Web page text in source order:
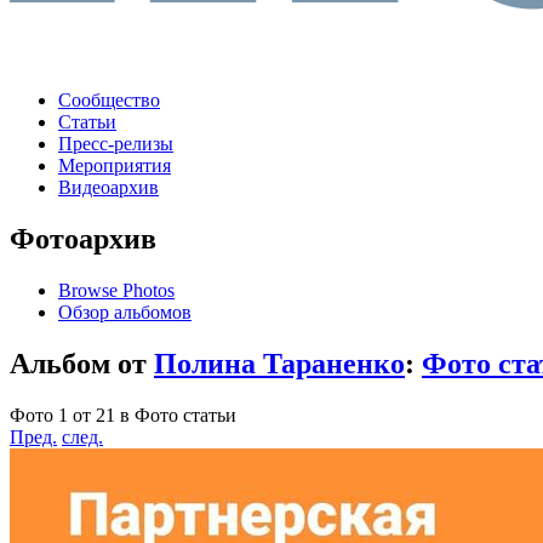
Сообщество
Статьи
Пресс-релизы
Мероприятия
Видеоархив
Фотоархив
Browse Photos
Обзор альбомов
Альбом от Полина Тараненко: Фото
Фото 1 от 21 в Фото статьи
Пред. след.